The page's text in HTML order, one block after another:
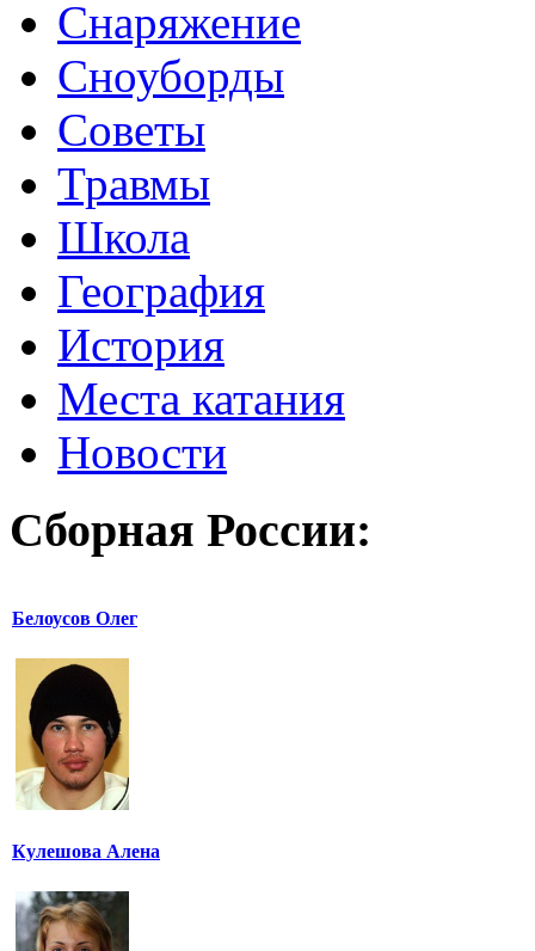
Снаряжение
Сноуборды
Советы
Травмы
Школа
География
История
Места катания
Новости
Сборная России:
Белоусов Олег
Кулешова Алена